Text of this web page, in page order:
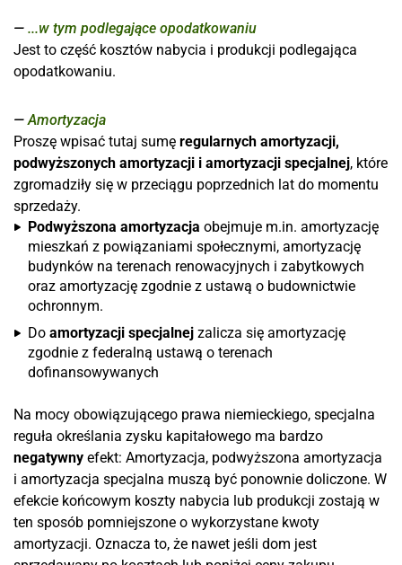
...w tym podlegające opodatkowaniu
Jest to część kosztów nabycia i produkcji podlegająca
opodatkowaniu.
Amortyzacja
Proszę wpisać tutaj sumę regularnych amortyzacji,
podwyższonych amortyzacji i amortyzacji specjalnej, które
zgromadziły się w przeciągu poprzednich lat do momentu
sprzedaży.
Podwyższona amortyzacja obejmuje m.in. amortyzację
mieszkań z powiązaniami społecznymi, amortyzację
budynków na terenach renowacyjnych i zabytkowych
oraz amortyzację zgodnie z ustawą o budownictwie
ochronnym.
Do amortyzacji specjalnej zalicza się amortyzację
zgodnie z federalną ustawą o terenach
dofinansowywanych
Na mocy obowiązującego prawa niemieckiego, specjalna
reguła określania zysku kapitałowego ma bardzo
negatywny efekt: Amortyzacja, podwyższona amortyzacja
i amortyzacja specjalna muszą być ponownie doliczone. W
efekcie końcowym koszty nabycia lub produkcji zostają w
ten sposób pomniejszone o wykorzystane kwoty
amortyzacji. Oznacza to, że nawet jeśli dom jest